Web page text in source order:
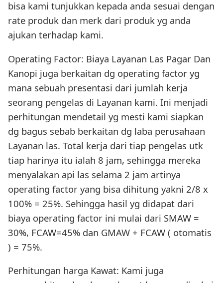
bisa kami tunjukkan kepada anda sesuai dengan
rate produk dan merk dari produk yg anda
ajukan terhadap kami.
Operating Factor: Biaya Layanan Las Pagar Dan
Kanopi juga berkaitan dg operating factor yg
mana sebuah presentasi dari jumlah kerja
seorang pengelas di Layanan kami. Ini menjadi
perhitungan mendetail yg mesti kami siapkan
dg bagus sebab berkaitan dg laba perusahaan
Layanan las. Total kerja dari tiap pengelas utk
tiap harinya itu ialah 8 jam, sehingga mereka
menyalakan api las selama 2 jam artinya
operating factor yang bisa dihitung yakni 2/8 x
100% = 25%. Sehingga hasil yg didapat dari
biaya operating factor ini mulai dari SMAW =
30%, FCAW=45% dan GMAW + FCAW ( otomatis
) = 75%.
Perhitungan harga Kawat: Kami juga